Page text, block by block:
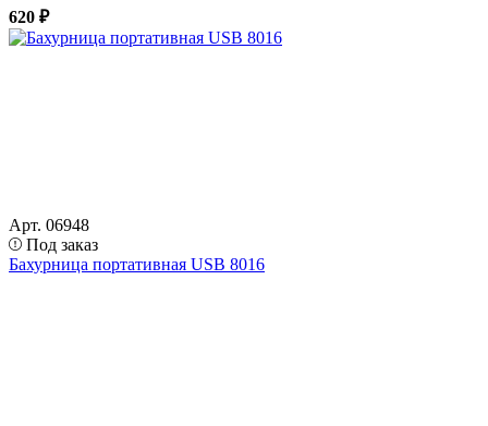
620 ₽
Арт. 06948
Под заказ
Бахурница портативная USB 8016